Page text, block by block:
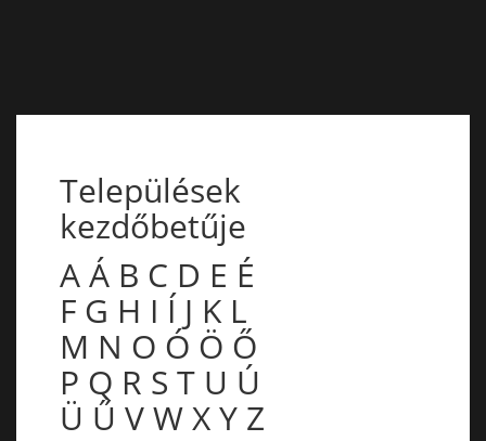
Települések
kezdőbetűje
AÁ B C D E É
F G H I Í J K L
M N O Ó Ö Ő
P Q R S T U Ú
Ü Ű VWXY Z